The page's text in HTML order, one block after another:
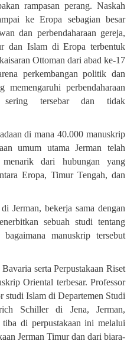
rampasan perang. Naskah
ke Eropa sebagian besar
dan perbendaharaan gereja,
dan Islam di Eropa terbentuk
Ottoman dari abad ke-17
perkembangan politik dan
perbendaharaan
tersebar dan tidak
di mana 40.000 manuskrip
umum utama Jerman telah
menarik dari hubungan yang
Eropa, Timur Tengah, dan
Jerman, bekerja sama dengan
sebuah studi tentang
manuskrip tersebut
serta Perpustakaan Riset
Oriental terbesar. Professor
studi Islam di Departemen Studi
Schiller di Jena, Jerman,
tiba di perpustakaan ini melalui
Jerman Timur dan dari biara-